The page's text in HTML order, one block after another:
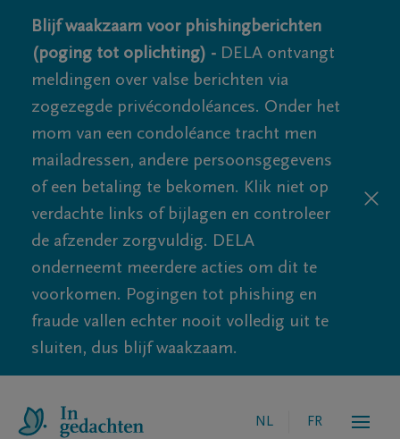
Blijf waakzaam voor phishingberichten
(poging tot oplichting) - DELA ontvangt
meldingen over valse berichten via
zogezegde privécondoléances. Onder het
mom van een condoléance tracht men
mailadressen, andere persoonsgegevens
of een betaling te bekomen. Klik niet op
verdachte links of bijlagen en controleer
de afzender zorgvuldig. DELA
onderneemt meerdere acties om dit te
voorkomen. Pogingen tot phishing en
fraude vallen echter nooit volledig uit te
sluiten, dus blijf waakzaam.
NL FR